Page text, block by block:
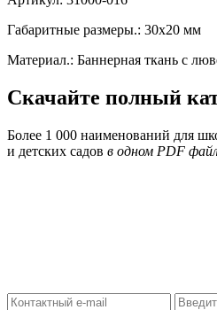
Габаритные размеры.: 30х20 мм
Материал.: Баннерная ткань с
Скачайте полный
Более 1 000 наименований для
и детских садов в одном PDF